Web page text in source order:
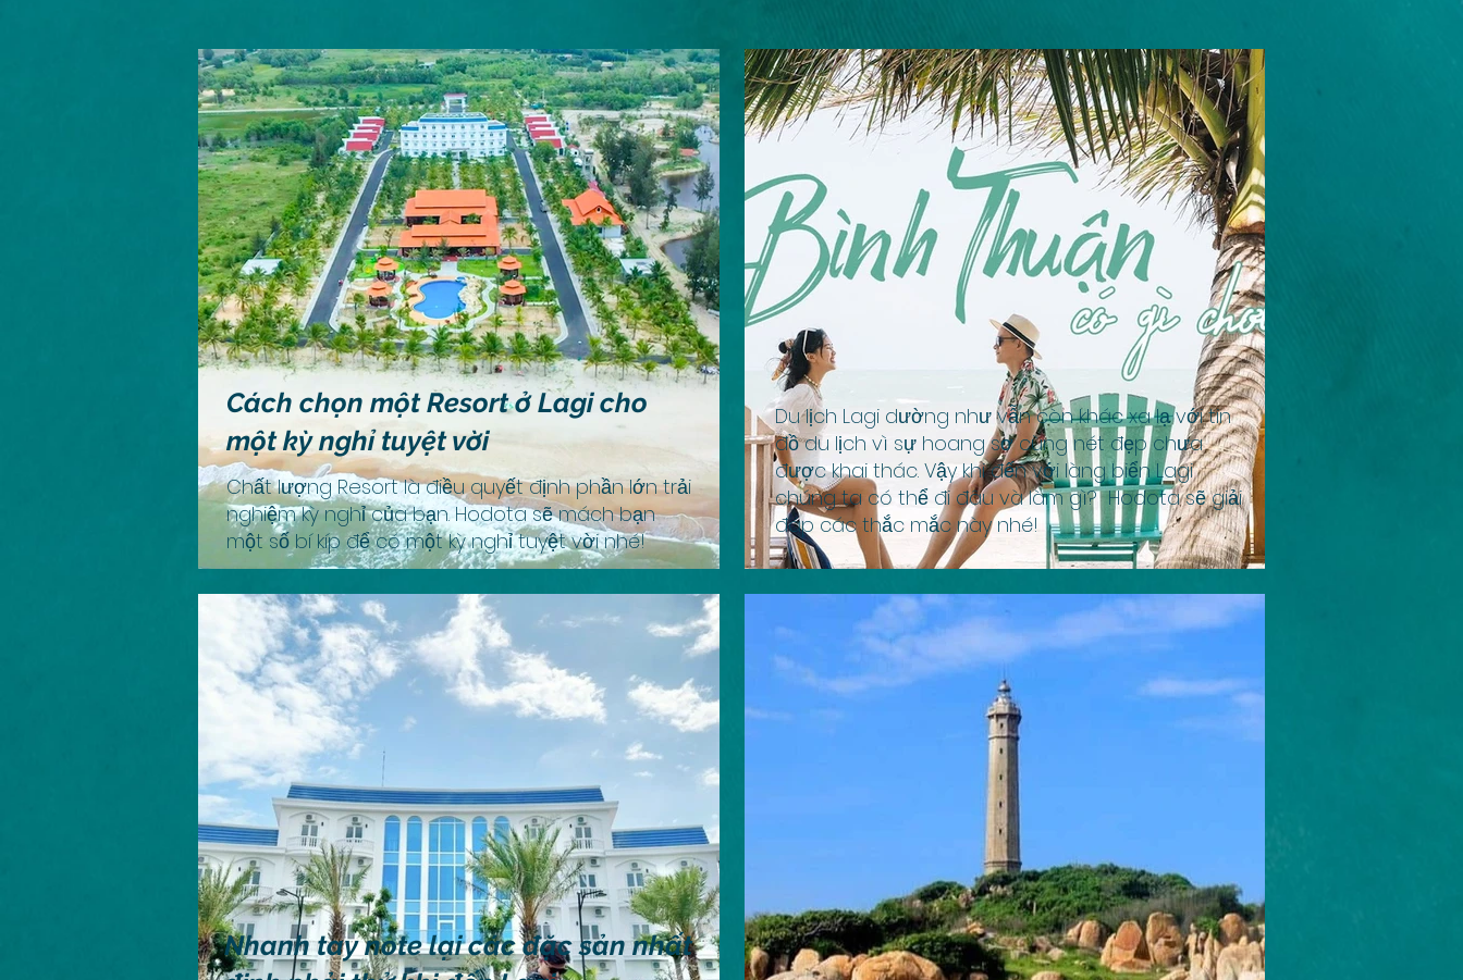
Cách chọn một Resort ở Lagi cho
một kỳ nghỉ tuyệt vời
Chất lượng Resort là điều quyết định phần lớn trải
nghiệm kỳ nghỉ của bạn. Hodota sẽ mách bạn
một số bí kíp để có một kỳ nghỉ tuyệt vời nhé!
Du lịch Lagi dường như vẫn còn khác xa lạ với tin
đồ du lịch vì sự hoang sơ cùng nét đẹp chưa
được khai thác. Vậy khi đến với làng biển Lagi
chúng ta có thể đi đâu và làm gì? Hodota sẽ giải
đáp các thắc mắc này nhé!
Nhanh tay note lại các đặc sản nhất